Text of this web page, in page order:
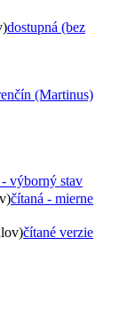
dostupná (bez
(Martinus)
výborný stav
čítaná - mierne
čítané verzie